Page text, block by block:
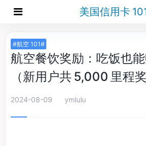
美国信用卡
#航空 101#
航空餐饮奖励：吃饭也
（新用户共 5,000 里程奖
2024-08-09 ymlulu